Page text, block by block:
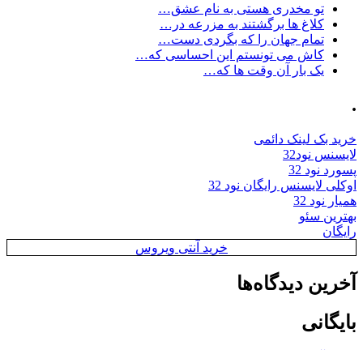
تو مخدری هستی به نام عشق…
کلاغ ها برگشتند به مزرعه در…
تمام جهان را که بگردی دست…
کاش می تونستم این احساسی که…
یک بار آن وقت ها که…
.
خرید بک لینک دائمی
لایسنس نود32
پسورد نود 32
اوکلی لایسنس رایگان نود 32
همیار نود 32
بهترین سئو
رایگان
خرید آنتی ویروس
آخرین دیدگاه‌ها
بایگانی